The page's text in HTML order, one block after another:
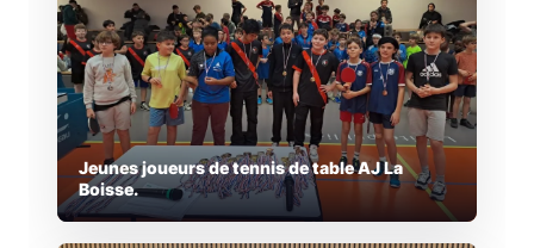
Jeunes joueurs de tennis de table AJ La
Boisse.